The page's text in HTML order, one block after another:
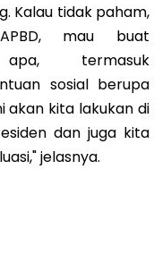
Kalau tidak paham,
mau buat
termasuk
sosial berupa
akan kita lakukan di
dan juga kita
jelasnya.